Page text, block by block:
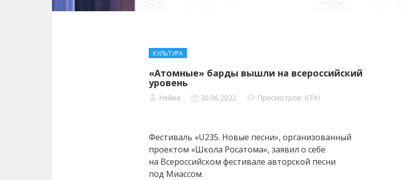
КУЛЬТУРА
«Атомные» барды вышли на всероссийский
уровень
Нейва 30.06.2022 Просмотров: 6741
Фестиваль «U235. Новые песни», организованный
проектом «Школа Росатома», заявил о себе
на Всероссийском фестивале авторской песни
под Миассом.